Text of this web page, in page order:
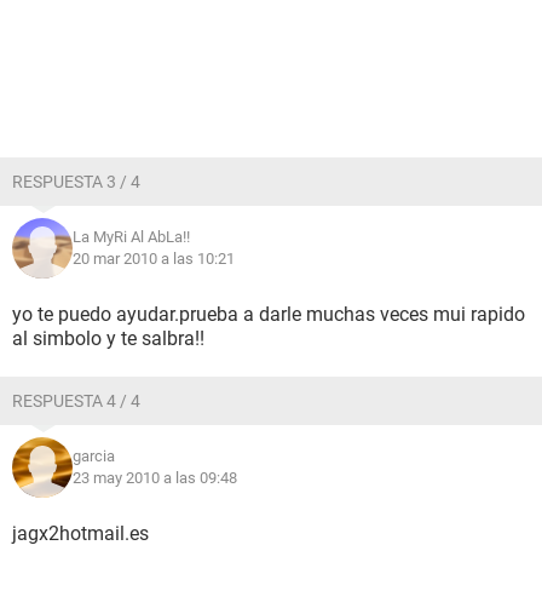
RESPUESTA 3 / 4
La MyRi Al AbLa!!
20 mar 2010 a las 10:21
yo te puedo ayudar.prueba a darle muchas veces mui rapido
al simbolo y te salbra!!
RESPUESTA 4 / 4
garcia
23 may 2010 a las 09:48
jagx2hotmail.es